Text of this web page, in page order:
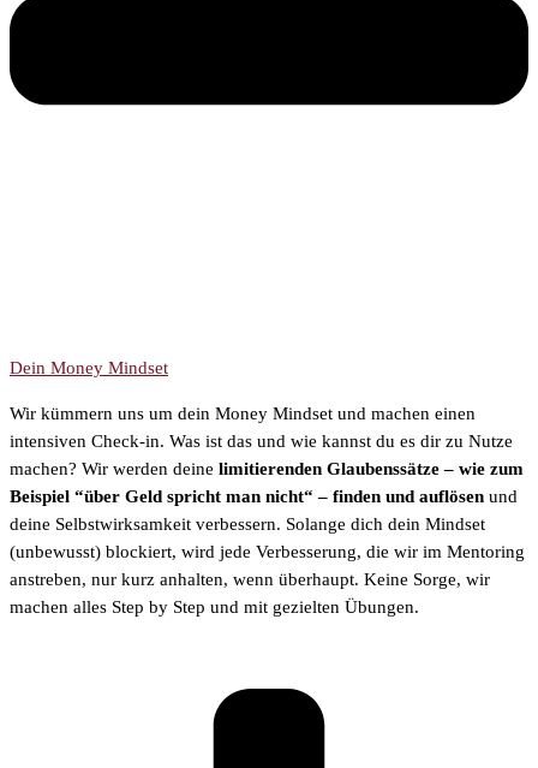
Dein Money Mindset
Wir kümmern uns um dein Money Mindset und machen einen
intensiven Check-in. Was ist das und wie kannst du es dir zu Nutze
machen? Wir werden deine limitierenden Glaubenssätze – wie zum
Beispiel “über Geld spricht man nicht“ – finden und auflösen und
deine Selbstwirksamkeit verbessern. Solange dich dein Mindset
(unbewusst) blockiert, wird jede Verbesserung, die wir im Mentoring
anstreben, nur kurz anhalten, wenn überhaupt. Keine Sorge, wir
machen alles Step by Step und mit gezielten Übungen.